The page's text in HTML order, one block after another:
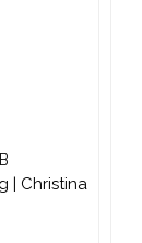
| Christina